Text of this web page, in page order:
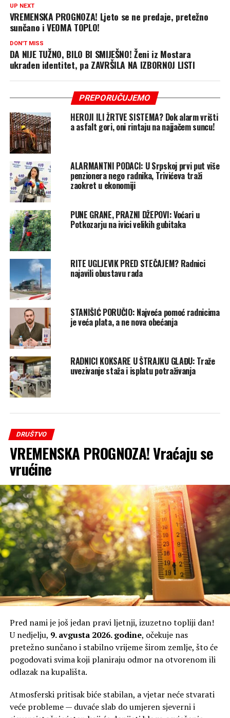
UP NEXT
VREMENSKA PROGNOZA! Ljeto se ne predaje, pretežno
sunčano i VEOMA TOPLO!
DON'T MISS
DA NIJE TUŽNO, BILO BI SMIJEŠNO! Ženi iz Mostara
ukraden identitet, pa ZAVRŠILA NA IZBORNOJ LISTI
PREPORUČUJEMO
HEROJI ILI ŽRTVE SISTEMA? Dok alarm vrišti
a asfalt gori, oni rintaju na najjačem suncu!
ALARMANTNI PODACI: U Srpskoj prvi put više
penzionera nego radnika, Trivićeva traži
zaokret u ekonomiji
PUNE GRANE, PRAZNI DŽEPOVI: Voćari u
Potkozarju na ivici velikih gubitaka
RITE UGLJEVIK PRED STEČAJEM? Radnici
najavili obustavu rada
STANIŠIĆ PORUČIO: Najveća pomoć radnicima
je veća plata, a ne nova obećanja
RADNICI KOKSARE U ŠTRAJKU GLAĐU: Traže
uvezivanje staža i isplatu potraživanja
DRUŠTVO
VREMENSKA PROGNOZA! Vraćaju se
vrućine
Pred nami je još jedan pravi ljetnji, izuzetno topliji dan!
U nedjelju, 9. avgusta 2026. godine, očekuje nas
pretežno sunčano i stabilno vrijeme širom zemlje, što će
pogodovati svima koji planiraju odmor na otvorenom ili
odlazak na kupališta.
Atmosferski pritisak biće stabilan, a vjetar neće stvarati
veće probleme — duvaće slab do umjeren sjeverni i